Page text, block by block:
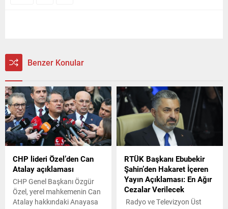
Benzer Konular
CHP lideri Özel’den Can
Atalay açıklaması
CHP Genel Başkanı Özgür
Özel, yerel mahkemenin Can
Atalay hakkındaki Anayasa
RTÜK Başkanı Ebubekir
Şahin’den Hakaret İçeren
Yayın Açıklaması: En Ağır
Cezalar Verilecek
Radyo ve Televizyon Üst